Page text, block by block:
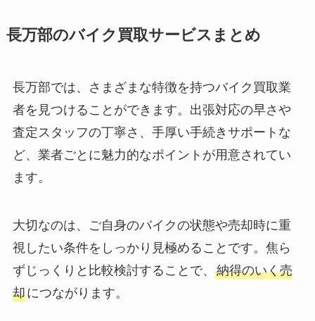
長万部のバイク買取サービスまとめ
長万部では、さまざまな特徴を持つバイク買取業
者を見つけることができます。出張対応の早さや
査定スタッフの丁寧さ、手厚い手続きサポートな
ど、業者ごとに魅力的なポイントが用意されてい
ます。
大切なのは、ご自身のバイクの状態や売却時に重
視したい条件をしっかり見極めることです。焦ら
ずじっくりと比較検討することで、 納得のいく売
却につながります。